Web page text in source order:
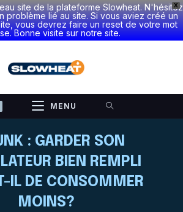
X
site de la plateforme Slowheat. N'hésitez
problème lié au site. Si vous aviez créé un
vous devrez faire un reset de votre mot
Bonne visite sur notre site.
MENU
: GARDER SON
BIEN REMPLI
IL DE CONSOMMER
MOINS?